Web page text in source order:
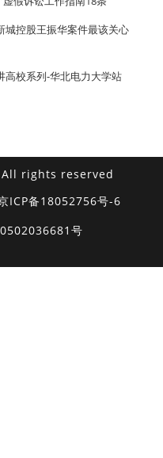
城控股王振华案件最该关心
高校系列-华北电力大学站
rights reserved
ICP备18052756号-6
号